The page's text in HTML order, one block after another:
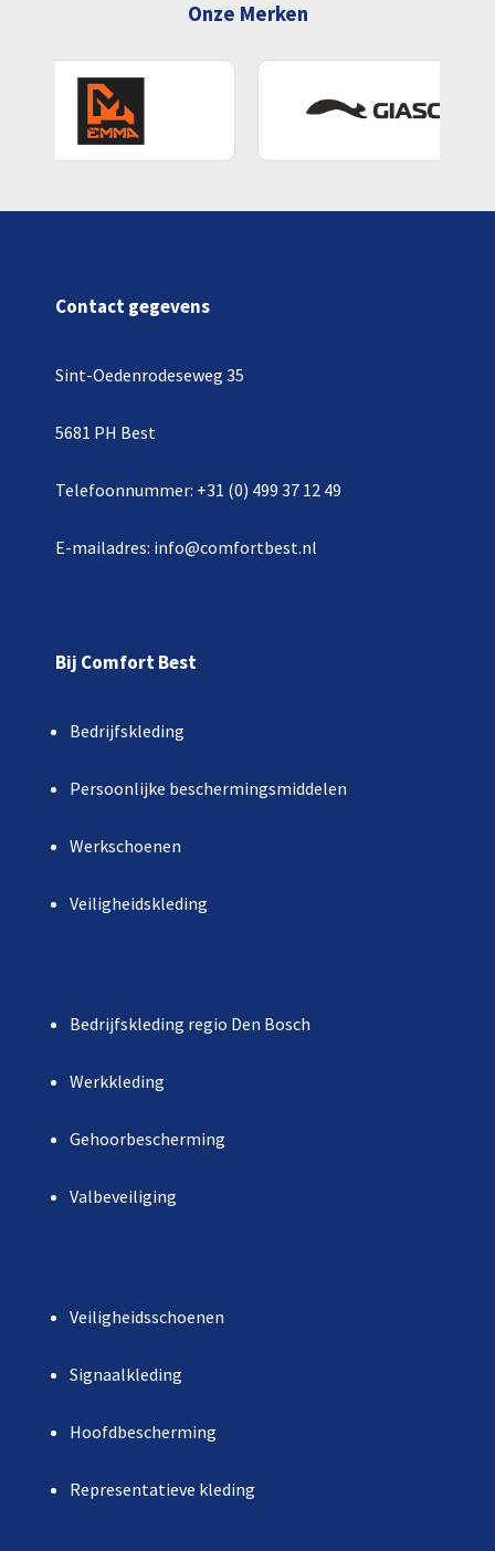
Onze Merken
Contact gegevens
Sint-Oedenrodeseweg 35
5681 PH Best
Telefoonnummer: +31 (0) 499 37 12 49
E-mailadres: info@comfortbest.nl
Bij Comfort Best
Bedrijfskleding
Persoonlijke beschermingsmiddelen
Werkschoenen
Veiligheidskleding
Bedrijfskleding regio Den Bosch
Werkkleding
Gehoorbescherming
Valbeveiliging
Veiligheidsschoenen
Signaalkleding
Hoofdbescherming
Representatieve kleding